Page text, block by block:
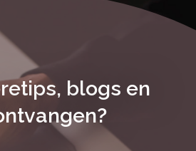
blogs en